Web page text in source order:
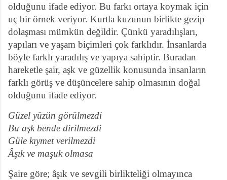
olduğunu ifade ediyor. Bu farkı ortaya koymak için
uç bir örnek veriyor. Kurtla kuzunun birlikte gezip
dolaşması mümkün değildir. Çünkü yaradılışları,
yapıları ve yaşam biçimleri çok farklıdır. İnsanlarda
böyle farklı yaradılış ve yapıya sahiptir. Buradan
hareketle şair, aşk ve güzellik konusunda insanların
farklı görüş ve düşüncelere sahip olmasının doğal
olduğunu ifade ediyor.
Güzel yüzün görülmezdi
Bu aşk bende dirilmezdi
Güle kıymet verilmezdi
Âşık ve maşuk olmasa
Şaire göre; âşık ve sevgili birlikteliği olmayınca